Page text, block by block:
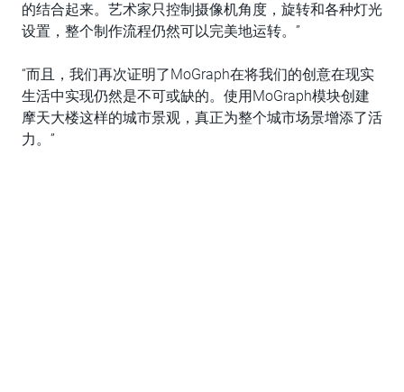
的结合起来。艺术家只控制摄像机角度，旋转和各种灯光
设置，整个制作流程仍然可以完美地运转。”
“而且，我们再次证明了MoGraph在将我们的创意在现实
生活中实现仍然是不可或缺的。使用MoGraph模块创建
摩天大楼这样的城市景观，真正为整个城市场景增添了活
力。”